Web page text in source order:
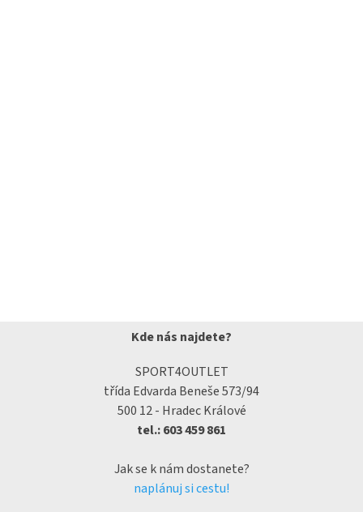
Kde nás najdete?
SPORT4OUTLET
třída Edvarda Beneše 573/94
500 12 - Hradec Králové
tel.: 603 459 861
Jak se k nám dostanete?
naplánuj si cestu!